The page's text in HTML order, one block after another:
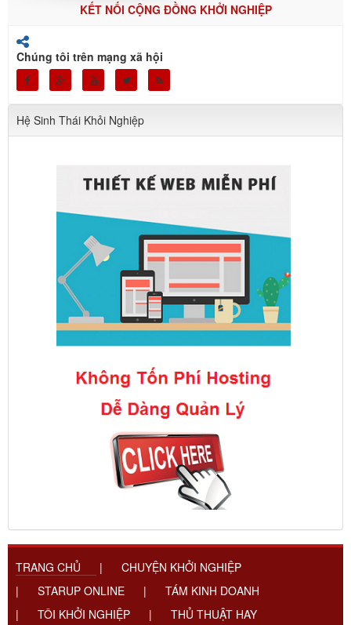
KẾT NỐI CỘNG ĐỒNG KHỞI NGHIỆP
Chúng tôi trên mạng xã hội
Hệ Sinh Thái Khỏi Nghiệp
TRANG CHỦ |
CHUYỆN KHỞI NGHIỆP
|
STARUP ONLINE |
TÁM KINH DOANH
|
TÔI KHỞI NGHIỆP | THỦ THUẬT HAY